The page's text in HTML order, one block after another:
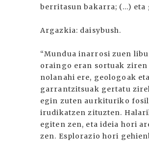
berritasun bakarra; (...)
Argazkia: daisybush.
“Mundua inarrosi zuen
oraingo eran sortuak ziren
nolanahi ere, geologoak
garrantzitsuak gertatu
egin zuten aurkituriko
irudikatzen zituzten.
egiten zen, eta ideia hori
zen. Esplorazio hori